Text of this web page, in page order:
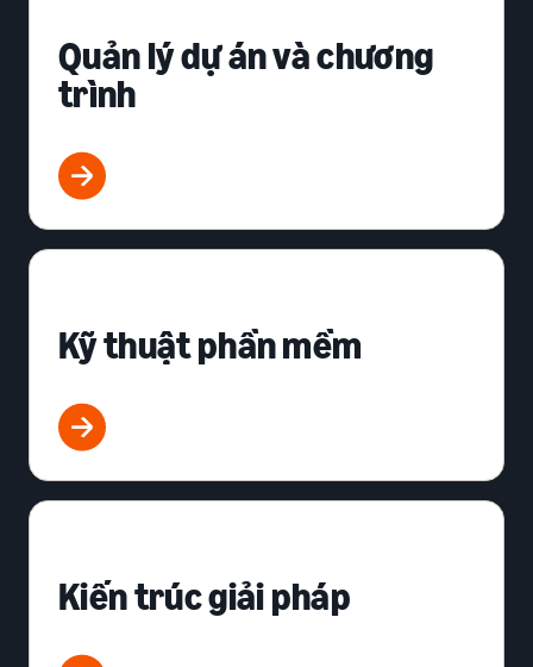
Quản lý dự án và chương
trình
Kỹ thuật phần mềm
Kiến trúc giải pháp